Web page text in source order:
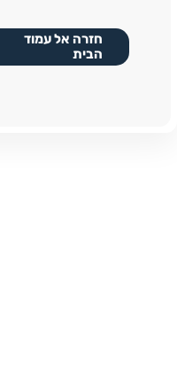
חזרה אל עמוד
הבית